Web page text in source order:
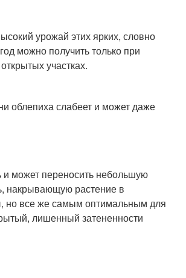
урожай этих ярких, словно
можно получить только при
участках.
облепиха слабеет и может даже
и может переносить небольшую
накрывающую растение в
но все же самым оптимальным для
лишенный затененности